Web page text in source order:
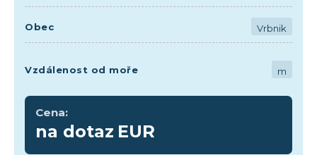
Obec Vrbnik
Vzdálenost od moře m
Cena:
na dotaz EUR